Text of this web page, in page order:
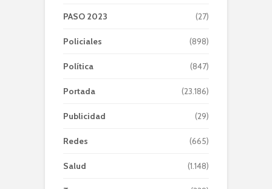
PASO 2023 (27)
Policiales (898)
Política (847)
Portada (23.186)
Publicidad (29)
Redes (665)
Salud (1.148)